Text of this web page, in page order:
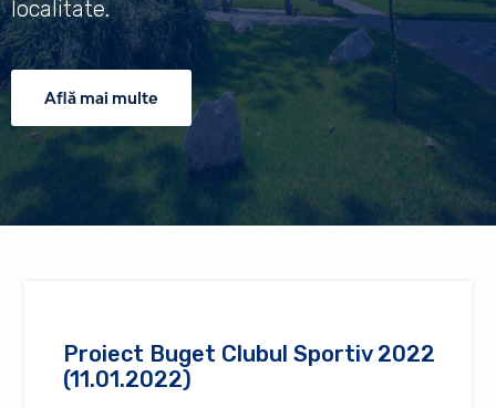
localitate.
Află mai multe
Proiect Buget Clubul Sportiv 2022
(11.01.2022)